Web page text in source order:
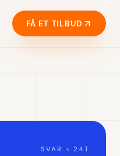
FÅ ET TILBUD
SVAR < 24T